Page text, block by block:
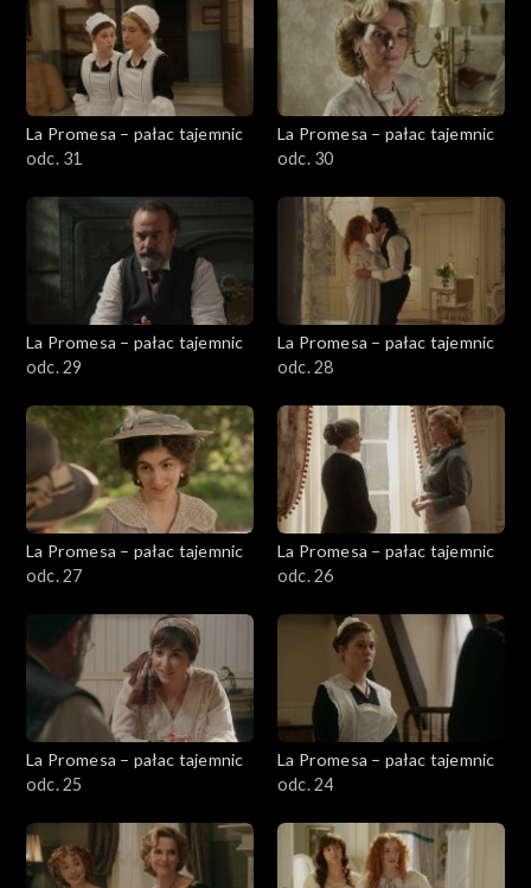
La Promesa – pałac tajemnic
odc. 31
La Promesa – pałac tajemnic
odc. 30
La Promesa – pałac tajemnic
odc. 29
La Promesa – pałac tajemnic
odc. 28
La Promesa – pałac tajemnic
odc. 27
La Promesa – pałac tajemnic
odc. 26
La Promesa – pałac tajemnic
odc. 25
La Promesa – pałac tajemnic
odc. 24